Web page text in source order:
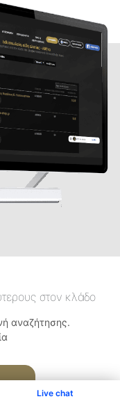
Live chat
στον κλάδο
αναζήτησης.